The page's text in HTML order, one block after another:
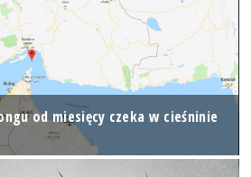
od miesięcy czeka w cieśninie